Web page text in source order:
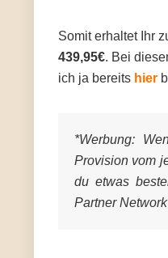
Somit erhaltet Ihr
439,95€. Bei
ich ja bereits hier
*Werbung:
Provision vom
du etwas
Partner